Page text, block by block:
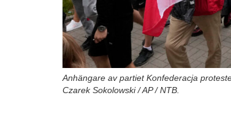
Anhängare av partiet Konfederacja
Czarek Sokolowski / AP / NTB.